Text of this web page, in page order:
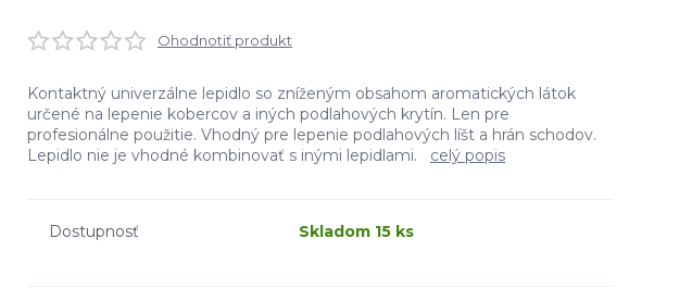
Ohodnotiť produkt
Kontaktný univerzálne lepidlo so zníženým obsahom aromatických látok
určené na lepenie kobercov a iných podlahových krytín. Len pre
profesionálne použitie. Vhodný pre lepenie podlahových líšt a hrán schodov.
Lepidlo nie je vhodné kombinovať s inými lepidlami. celý popis
Dostupnosť Skladom 15 ks